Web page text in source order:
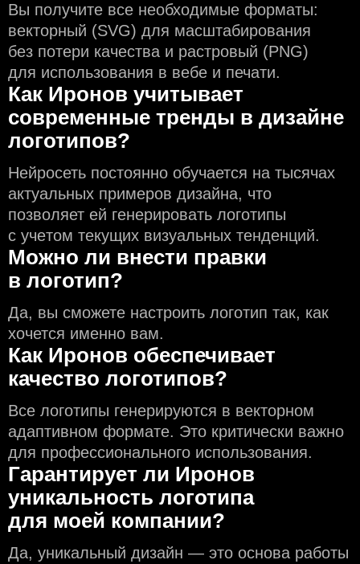
Вы получите все необходимые форматы:
векторный (SVG) для масштабирования
без потери качества и растровый (PNG)
для использования в вебе и печати.
Как Иронов учитывает
современные тренды в дизайне
логотипов?
Нейросеть постоянно обучается на тысячах
актуальных примеров дизайна, что
позволяет ей генерировать логотипы
с учeтом текущих визуальных тенденций.
Можно ли внести правки
в логотип?
Да, вы сможете настроить логотип так, как
хочется именно вам.
Как Иронов обеспечивает
качество логотипов?
Все логотипы генерируются в векторном
адаптивном формате. Это критически важно
для профессионального использования.
Гарантирует ли Иронов
уникальность логотипа
для моей компании?
Да, уникальный дизайн — это основа работы